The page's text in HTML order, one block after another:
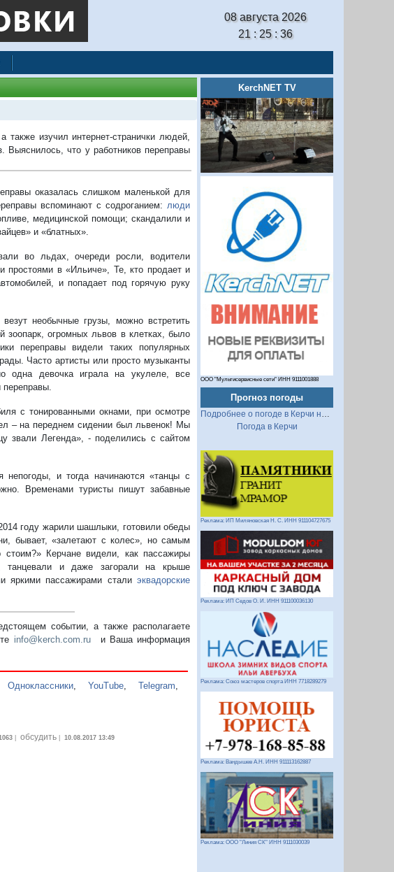
08 августа 2026
21 : 25 : 37
изучил интернет-странички людей,
Выяснилось, что у работников переправы
оказалась слишком маленькой для
вспоминают с содроганием: люди
медицинской помощи; скандалили и
и «блатных».
во льдах, очереди росли, водители
простоями в «Ильиче», Те, кто продает и
и попадает под горячую руку
необычные грузы, можно встретить
зоопарк, огромных львов в клетках, было
переправы видели таких популярных
Часто артисты или просто музыканты
одна девочка играла на укулеле, все
с тонированными окнами, при осмотре
– на переднем сидении был львенок! Мы
звали Легенда», - поделились с сайтом
и тогда начинаются «танцы с
Временами туристы пишут забавные
году жарили шашлыки, готовили обеды
бывает, «залетают с колес», но самым
Керчане видели, как пассажиры
танцевали и даже загорали на крыше
яркими пассажирами стали эквадорские
событии, а также располагаете
info@kerch.com.ru и Ваша информация
Одноклассники ,YouTube ,Telegram
|обсудить |10.08.2017 13:49
KerchNET TV
ООО "Мультисервисные сети" ИНН 9111001888
Прогноз погоды
Подробнее о погоде в Керчи на 2 недели
Погода в Керчи
Реклама: ИП Миляновская Н. С. ИНН 911104727675
Реклама: ИП Седов О. И. ИНН 911100036130
Реклама: Союз мастеров спорта ИНН 7718289279
Реклама: Вандышев А.Н. ИНН 911113162887
Реклама: ООО "Линия СК" ИНН 9111030039